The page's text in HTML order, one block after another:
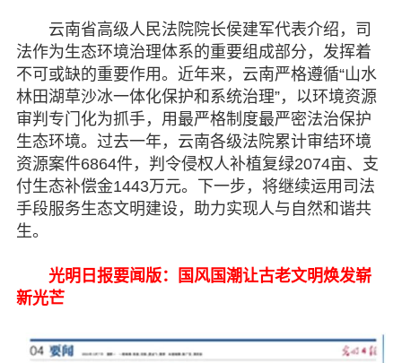
云南省高级人民法院院长侯建军代表介绍，司
法作为生态环境治理体系的重要组成部分，发挥着
不可或缺的重要作用。近年来，云南严格遵循“山水
林田湖草沙冰一体化保护和系统治理”，以环境资源
审判专门化为抓手，用最严格制度最严密法治保护
生态环境。过去一年，云南各级法院累计审结环境
资源案件6864件，判令侵权人补植复绿2074亩、支
付生态补偿金1443万元。下一步，将继续运用司法
手段服务生态文明建设，助力实现人与自然和谐共
生。
光明日报要闻版：国风国潮让古老文明焕发崭
新光芒